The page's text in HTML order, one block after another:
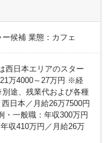
候補 業態：カフェ
西日本エリアのスター
万4000～27万円 ※経
途、残業代および各種
日本／月給26万7500円
一般職：年収300万円
収410万円／月給26万